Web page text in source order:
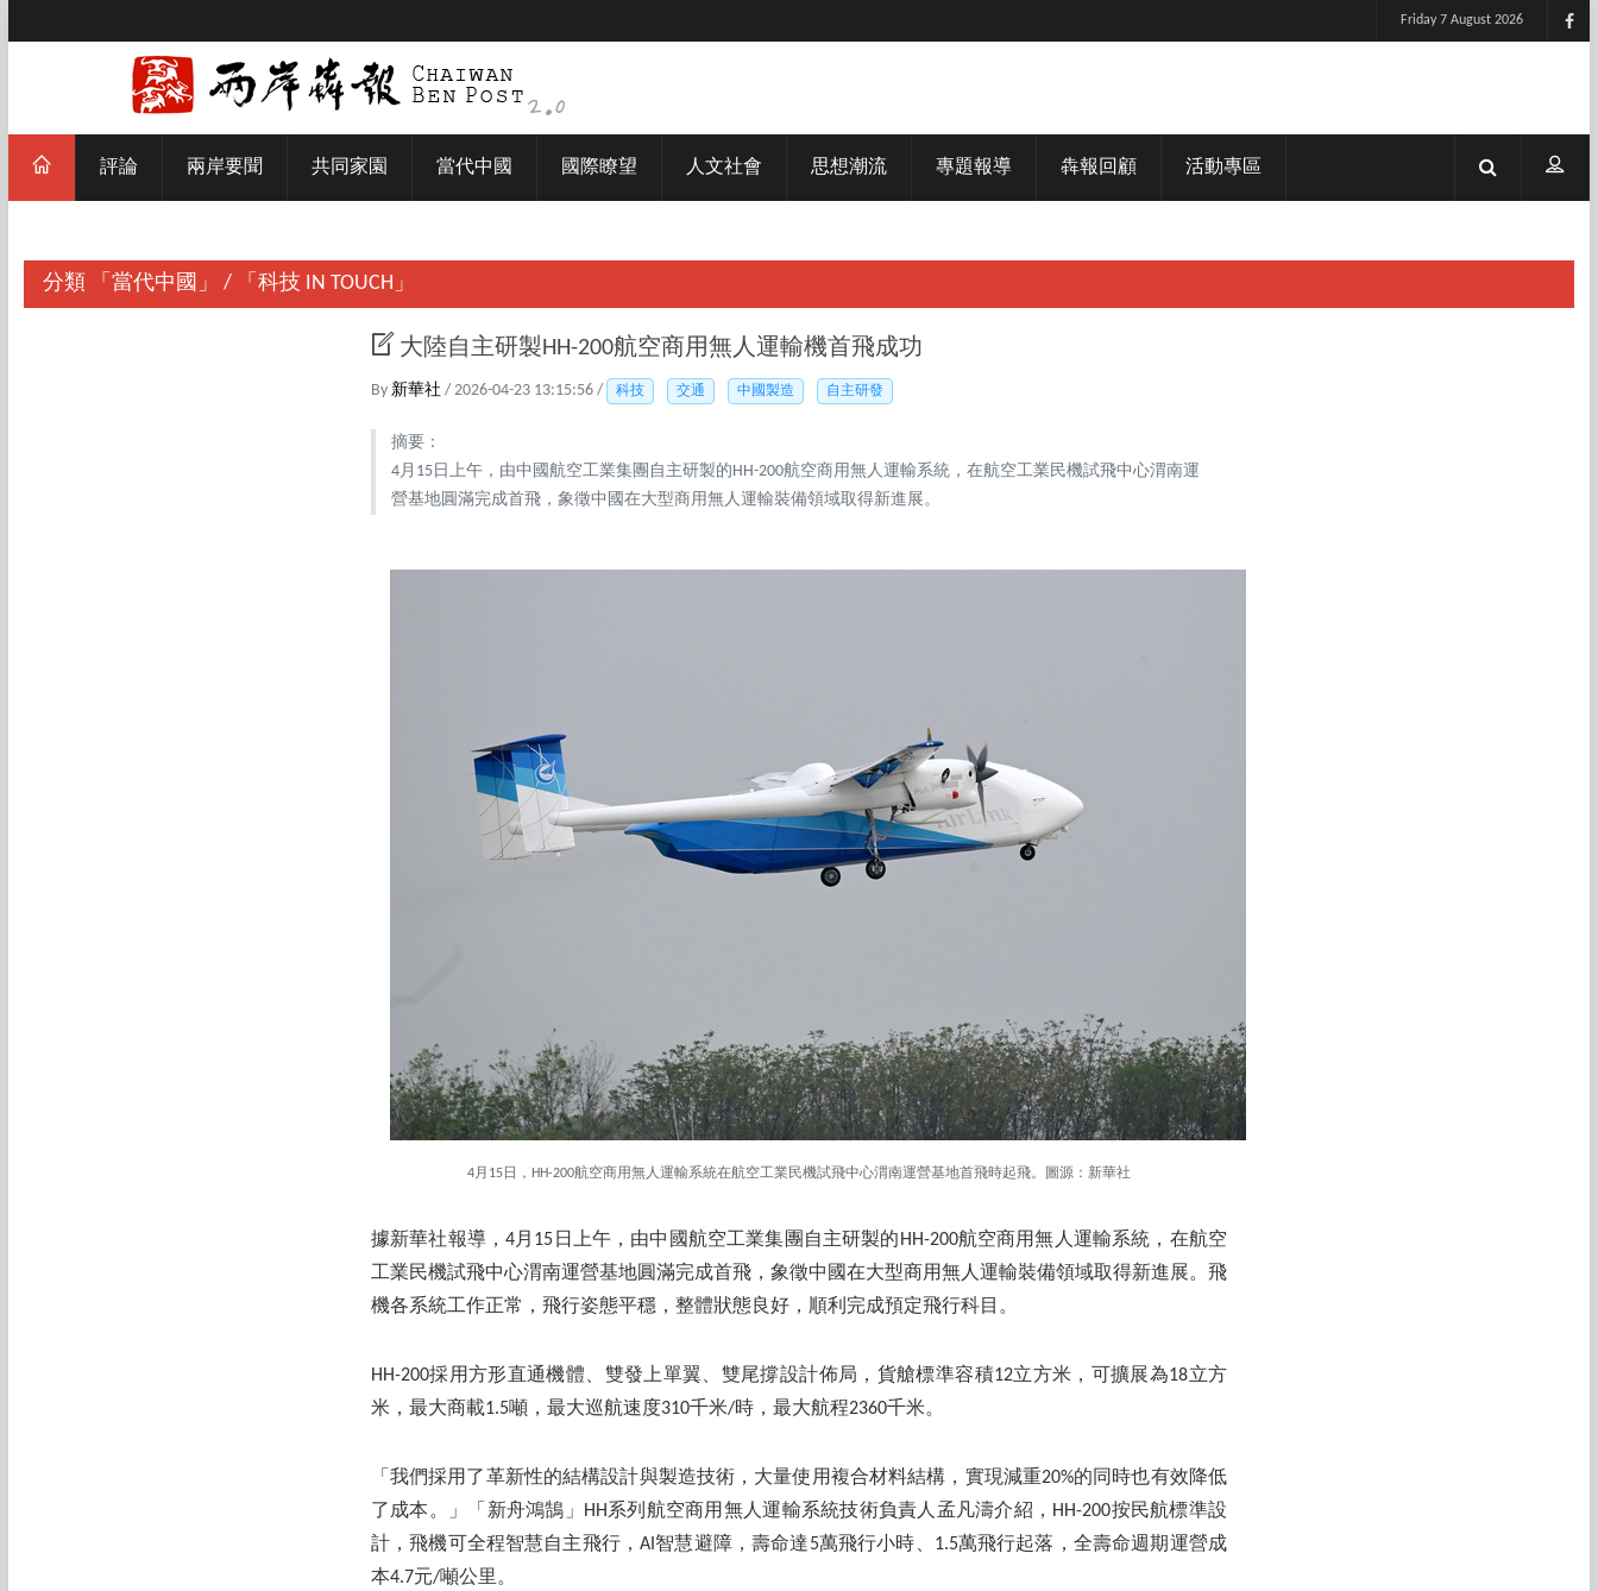
Friday 7 August 2026
評論 兩岸要聞 共同家園 當代中國 國際瞭望 人文社會 思想潮流 專題報導 犇報回顧 活動專區
分類 「當代中國」 / 「科技 IN TOUCH」
大陸自主研製HH-200航空商用無人運輸機首飛成功
By 新華社 / 2026-04-23 13:15:56 / 科技 交通 中國製造 自主研發
摘要：
4月15日上午，由中國航空工業集團自主研製的HH-200航空商用無人運輸系統，在航空工業民機試飛中心渭南運
營基地圓滿完成首飛，象徵中國在大型商用無人運輸裝備領域取得新進展。
4月15日，HH-200航空商用無人運輸系統在航空工業民機試飛中心渭南運營基地首飛時起飛。圖源：新華社
據新華社報導，4月15日上午，由中國航空工業集團自主研製的HH-200航空商用無人運輸系統，在航空
工業民機試飛中心渭南運營基地圓滿完成首飛，象徵中國在大型商用無人運輸裝備領域取得新進展。飛
機各系統工作正常，飛行姿態平穩，整體狀態良好，順利完成預定飛行科目。
HH-200採用方形直通機體、雙發上單翼、雙尾撐設計佈局，貨艙標準容積12立方米，可擴展為18立方
米，最大商載1.5噸，最大巡航速度310千米/時，最大航程2360千米。
「我們採用了革新性的結構設計與製造技術，大量使用複合材料結構，實現減重20%的同時也有效降低
了成本。」「新舟鴻鵠」HH系列航空商用無人運輸系統技術負責人孟凡濤介紹，HH-200按民航標準設
計，飛機可全程智慧自主飛行，AI智慧避障，壽命達5萬飛行小時、1.5萬飛行起落，全壽命週期運營成
本4.7元/噸公里。